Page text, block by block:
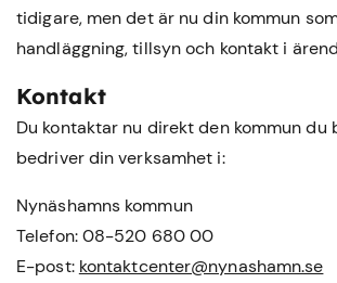
tidigare, men det är nu din kommun
handläggning, tillsyn och kontakt i
Kontakt
Du kontaktar nu direkt den kommun du
bedriver din verksamhet i:
Nynäshamns kommun
Telefon: 08-520 680 00
E-post: kontaktcenter@nynashamn.se